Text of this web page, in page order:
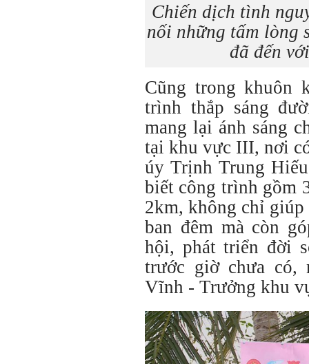
Chiến dịch tình
nối những tấm lòng
đã đến
Cũng trong khuôn
trình thắp sáng
mang lại ánh sáng
tại khu vực III, nơi
úy Trịnh Trung
biết công trình gồm
2km, không chỉ
ban đêm mà còn
hội, phát triển đời
trước giờ chưa có,
Vĩnh - Trưởng khu